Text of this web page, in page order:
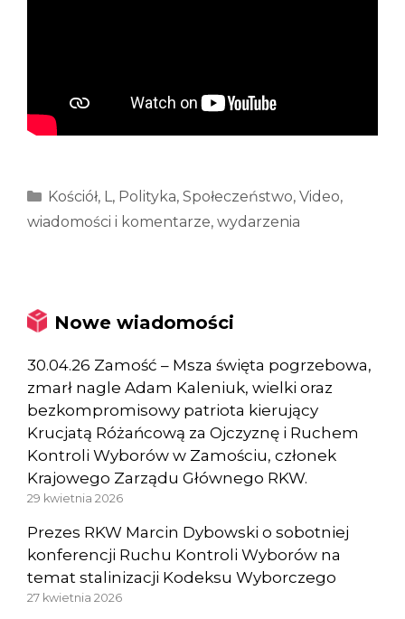
Kategorie
Kościół, L, Polityka, Społeczeństwo, Video,
wiadomości i komentarze, wydarzenia
Nowe wiadomości
30.04.26 Zamość – Msza święta pogrzebowa,
zmarł nagle Adam Kaleniuk, wielki oraz
bezkompromisowy patriota kierujący
Krucjatą Różańcową za Ojczyznę i Ruchem
Kontroli Wyborów w Zamościu, członek
Krajowego Zarządu Głównego RKW.
29 kwietnia 2026
Prezes RKW Marcin Dybowski o sobotniej
konferencji Ruchu Kontroli Wyborów na
temat stalinizacji Kodeksu Wyborczego
27 kwietnia 2026